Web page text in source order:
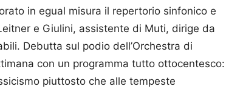
in egual misura il repertorio sinfonico e
e Giulini, assistente di Muti, dirige da
Debutta sul podio dell’Orchestra di
con un programma tutto ottocentesco:
piuttosto che alle tempeste